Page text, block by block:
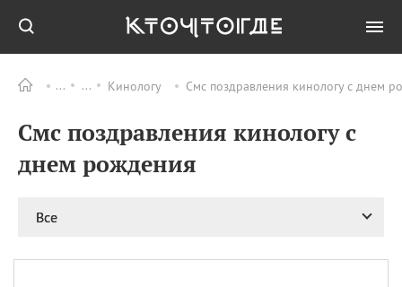
Кинологу Смс поздравления кинологу с днем
Смс поздравления кинологу с
днем рождения
Все
ПРАЗДНИКИ Все
11.08
Рождество святителя
Николая Чудотворца
11.08
праздник